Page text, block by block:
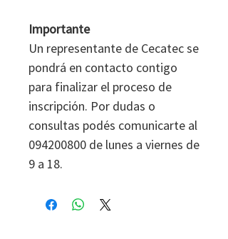
Importante
Un representante de Cecatec se
pondrá en contacto contigo
para finalizar el proceso de
inscripción. Por dudas o
consultas podés comunicarte al
094200800 de lunes a viernes de
9 a 18.